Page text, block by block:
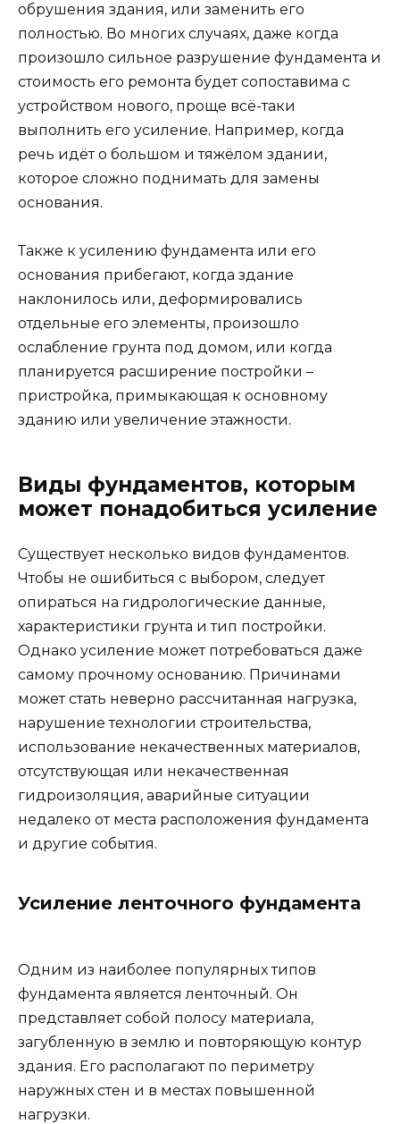
обрушения здания, или заменить его
полностью. Во многих случаях, даже когда
произошло сильное разрушение фундамента и
стоимость его ремонта будет сопоставима с
устройством нового, проще всё-таки
выполнить его усиление. Например, когда
речь идёт о большом и тяжёлом здании,
которое сложно поднимать для замены
основания.
Также к усилению фундамента или его
основания прибегают, когда здание
наклонилось или, деформировались
отдельные его элементы, произошло
ослабление грунта под домом, или когда
планируется расширение постройки –
пристройка, примыкающая к основному
зданию или увеличение этажности.
Виды фундаментов, которым
может понадобиться усиление
Существует несколько видов фундаментов.
Чтобы не ошибиться с выбором, следует
опираться на гидрологические данные,
характеристики грунта и тип постройки.
Однако усиление может потребоваться даже
самому прочному основанию. Причинами
может стать неверно рассчитанная нагрузка,
нарушение технологии строительства,
использование некачественных материалов,
отсутствующая или некачественная
гидроизоляция, аварийные ситуации
недалеко от места расположения фундамента
и другие события.
Усиление ленточного фундамента
Одним из наиболее популярных типов
фундамента является ленточный. Он
представляет собой полосу материала,
загубленную в землю и повторяющую контур
здания. Его располагают по периметру
наружных стен и в местах повышенной
нагрузки.